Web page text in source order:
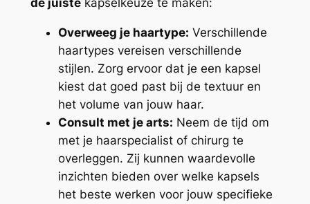
de juistekapselkeuze te maken:
Overweeg je haartype: Verschillende
haartypes vereisen verschillende
stijlen. Zorg ervoor dat je een kapsel
kiest dat goed past bij de textuur en
het volume van jouw haar.
Consult met je arts: Neem de tijd om
met je haarspecialist of chirurg te
overleggen. Zij kunnen waardevolle
inzichten bieden over welke kapsels
het beste werken voor jouw specifieke